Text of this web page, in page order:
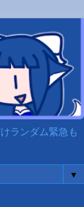
ランダム緊急も
▼